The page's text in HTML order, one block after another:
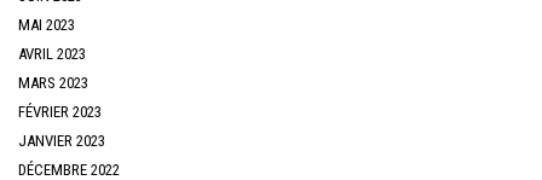
MAI 2023
AVRIL 2023
MARS 2023
FÉVRIER 2023
JANVIER 2023
DÉCEMBRE 2022